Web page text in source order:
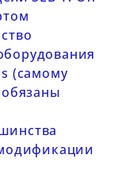
(самому